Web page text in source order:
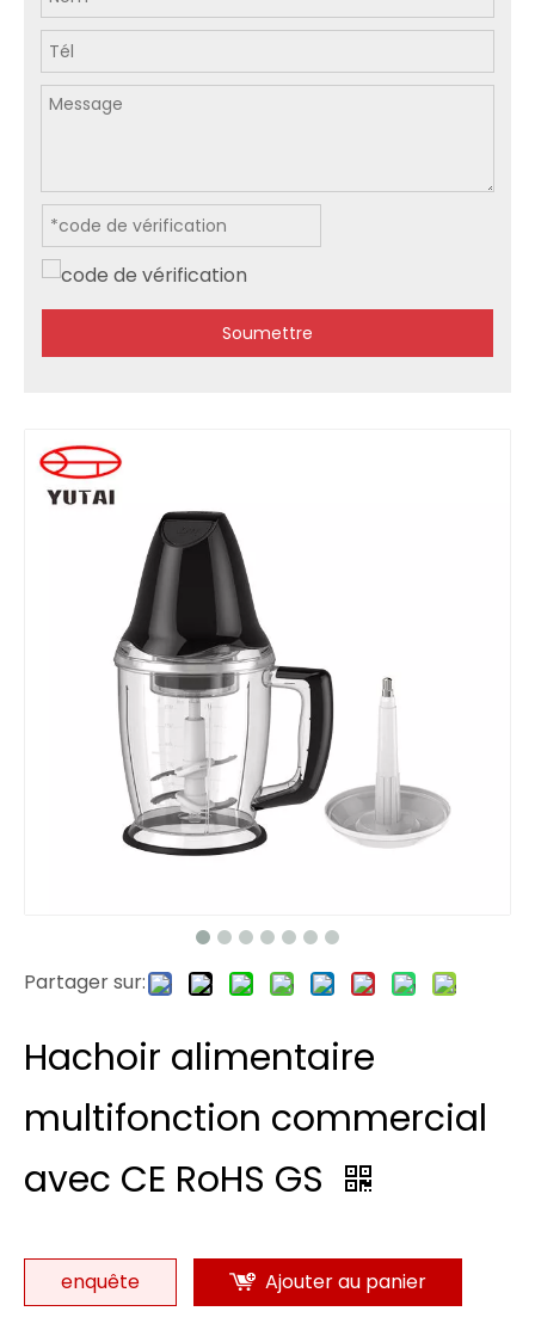
Soumettre
Partager sur:
Hachoir alimentaire
multifonction commercial
avec CE RoHS GS
enquête Ajouter au panier